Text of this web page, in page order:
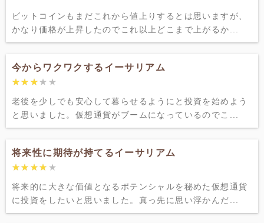
ビットコインもまだこれから値上りするとは思いますが、
かなり価格が上昇したのでこれ以上どこまで上がるか...
今からワクワクするイーサリアム
★★★★★
★★★★★
老後を少しでも安心して暮らせるようにと投資を始めよう
と思いました。仮想通貨がブームになっているのでこ...
将来性に期待が持てるイーサリアム
★★★★★
★★★★★
将来的に大きな価値となるポテンシャルを秘めた仮想通貨
に投資をしたいと思いました。真っ先に思い浮かんだ...